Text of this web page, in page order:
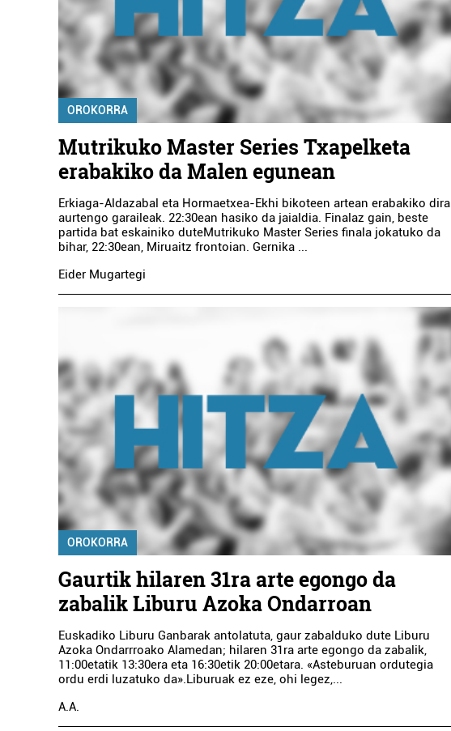
OROKORRA
Mutrikuko Master Series Txapelketa
erabakiko da Malen egunean
Erkiaga-Aldazabal eta Hormaetxea-Ekhi bikoteen artean erabakiko dira
aurtengo garaileak. 22:30ean hasiko da jaialdia. Finalaz gain, beste
partida bat eskainiko duteMutrikuko Master Series finala jokatuko da
bihar, 22:30ean, Miruaitz frontoian. Gernika ...
Eider Mugartegi
OROKORRA
Gaurtik hilaren 31ra arte egongo da
zabalik Liburu Azoka Ondarroan
Euskadiko Liburu Ganbarak antolatuta, gaur zabalduko dute Liburu
Azoka Ondarrroako Alamedan; hilaren 31ra arte egongo da zabalik,
11:00etatik 13:30era eta 16:30etik 20:00etara. «Asteburuan ordutegia
ordu erdi luzatuko da».Liburuak ez eze, ohi legez,...
A.A.